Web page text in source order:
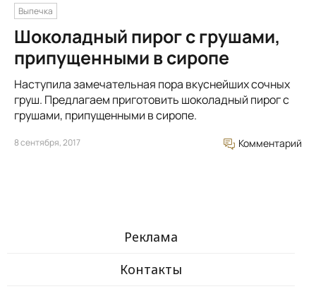
Выпечка
Шоколадный пирог с грушами,
припущенными в сиропе
Наступила замечательная пора вкуснейших сочных
груш. Предлагаем приготовить шоколадный пирог с
грушами, припущенными в сиропе.
8 сентября, 2017 Комментарий
Реклама
Контакты